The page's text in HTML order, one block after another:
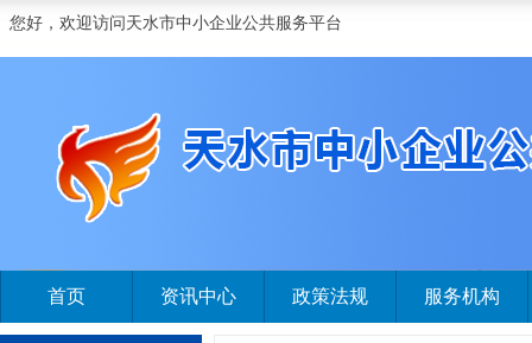
您好，欢迎访问天水市中小企业公共服务平台
首页 资讯中心 政策法规 服务机构